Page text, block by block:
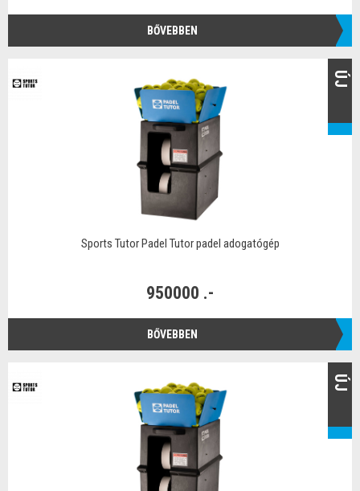
BŐVEBBEN
ÚJ
Sports Tutor Padel Tutor padel adogatógép
950000 .-
BŐVEBBEN
ÚJ